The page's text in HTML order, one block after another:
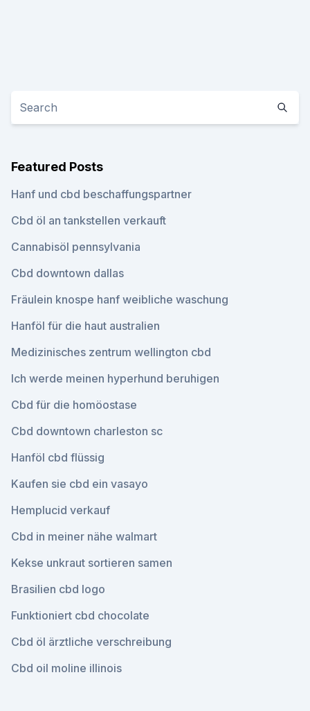
Featured Posts
Hanf und cbd beschaffungspartner
Cbd öl an tankstellen verkauft
Cannabisöl pennsylvania
Cbd downtown dallas
Fräulein knospe hanf weibliche waschung
Hanföl für die haut australien
Medizinisches zentrum wellington cbd
Ich werde meinen hyperhund beruhigen
Cbd für die homöostase
Cbd downtown charleston sc
Hanföl cbd flüssig
Kaufen sie cbd ein vasayo
Hemplucid verkauf
Cbd in meiner nähe walmart
Kekse unkraut sortieren samen
Brasilien cbd logo
Funktioniert cbd chocolate
Cbd öl ärztliche verschreibung
Cbd oil moline illinois